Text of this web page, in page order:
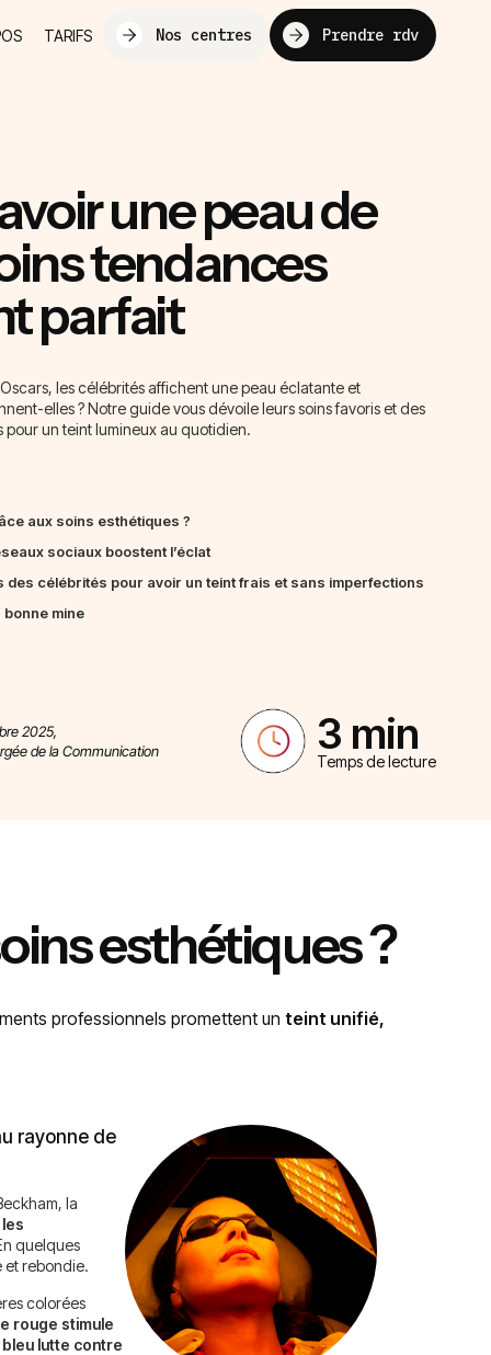
TARIFS Nos centres Prendre rdv
une peau de
tendances
parfait
les célébrités affichent une peau éclatante et
elles ? Notre guide vous dévoile leurs soins favoris et des
un teint lumineux au quotidien.
aux soins esthétiques ?
sociaux boostent l’éclat
des célébrités pour avoir un teint frais et sans imperfections
mine
2025,
de la Communication
3 min
Temps de lecture
esthétiques ?
professionnels promettent un teint unifié,
rayonne de
la
quelques
et rebondie.
colorées
rouge stimule
lutte contre